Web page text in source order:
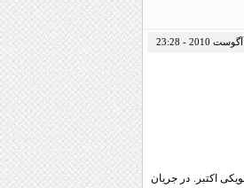
اکتبر. در جریان